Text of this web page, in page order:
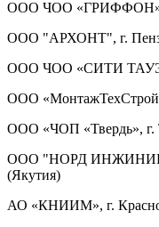
ООО ЧОО «ГРИФФОН»,
ООО "АРХОНТ", г.
ООО ЧОО «СИТИ
ООО
ООО «ЧОП «Твердь», г.
ООО "НОРД
(Якутия)
АО «КНИИМ», г.